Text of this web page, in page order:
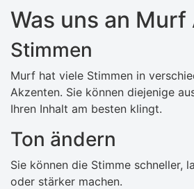
Was uns an
Stimmen
Murf hat viele Stimmen in
Akzenten. Sie können diejenige
Ihren Inhalt am besten klingt.
Ton ändern
Sie können die Stimme schneller,
oder stärker machen.